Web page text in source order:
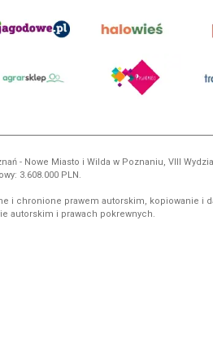
- Nowe Miasto i Wilda w Poznaniu, VIII
3.608.000 PLN.
i chronione prawem autorskim, kopiowanie i
autorskim i prawach pokrewnych.